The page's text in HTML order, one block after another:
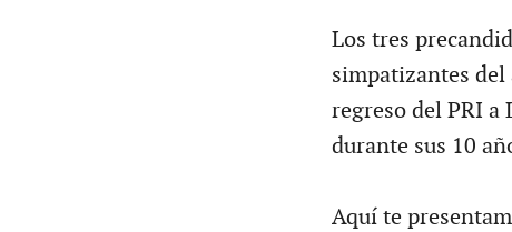
Los tres
simpatizantes
regreso del PRI a
durante sus 10
Aquí te